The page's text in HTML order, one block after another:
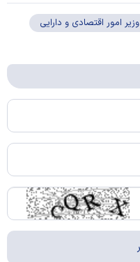
وزیر امور اقتصادی و دارایی